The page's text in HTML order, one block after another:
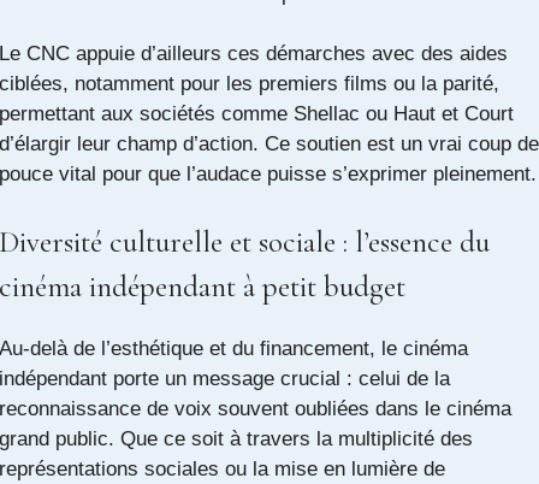
Le CNC appuie d’ailleurs ces démarches avec des aides
ciblées, notamment pour les premiers films ou la parité,
permettant aux sociétés comme Shellac ou Haut et Court
d’élargir leur champ d’action. Ce soutien est un vrai coup de
pouce vital pour que l’audace puisse s’exprimer pleinement.
Diversité culturelle et sociale : l’essence du
cinéma indépendant à petit budget
Au-delà de l’esthétique et du financement, le cinéma
indépendant porte un message crucial : celui de la
reconnaissance de voix souvent oubliées dans le cinéma
grand public. Que ce soit à travers la multiplicité des
représentations sociales ou la mise en lumière de